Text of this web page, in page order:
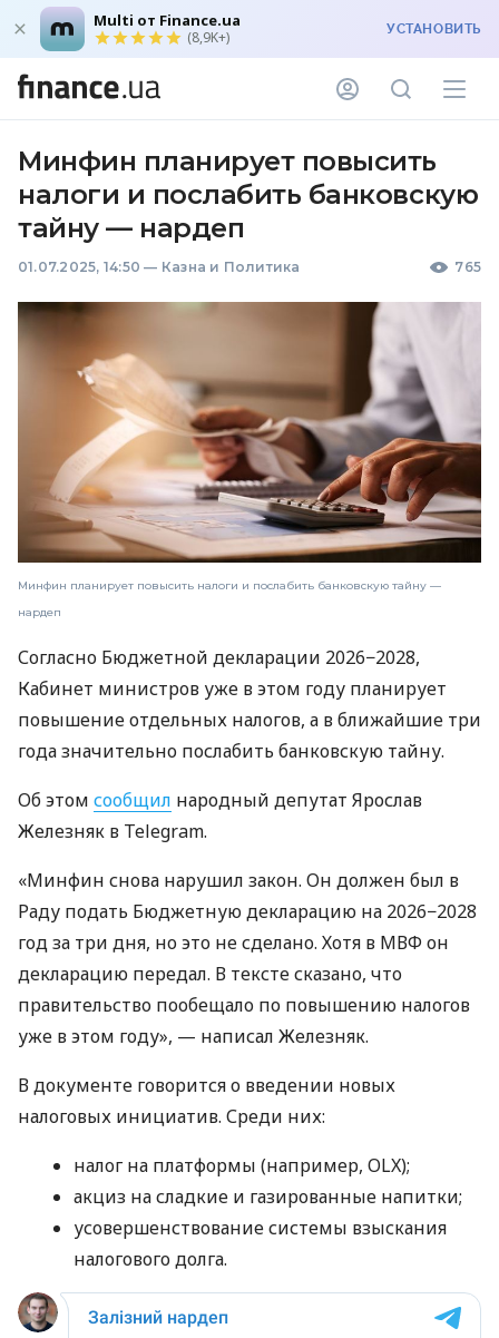
Multi от Finance.ua
(8,9K+) УСТАНОВИТЬ
Минфин планирует повысить
налоги и послабить банковскую
тайну — нардеп
01.07.2025, 14:50 — Казна и Политика 765
Минфин планирует повысить налоги и послабить банковскую тайну —
нардеп
Согласно Бюджетной декларации 2026−2028,
Кабинет министров уже в этом году планирует
повышение отдельных налогов, а в ближайшие три
года значительно послабить банковскую тайну.
Об этом сообщил народный депутат Ярослав
Железняк в Telegram.
«Минфин снова нарушил закон. Он должен был в
Раду подать Бюджетную декларацию на 2026−2028
год за три дня, но это не сделано. Хотя в МВФ он
декларацию передал. В тексте сказано, что
правительство пообещало по повышению налогов
уже в этом году», — написал Железняк.
В документе говорится о введении новых
налоговых инициатив. Среди них:
налог на платформы (например, OLX);
акциз на сладкие и газированные напитки;
усовершенствование системы взыскания
налогового долга.